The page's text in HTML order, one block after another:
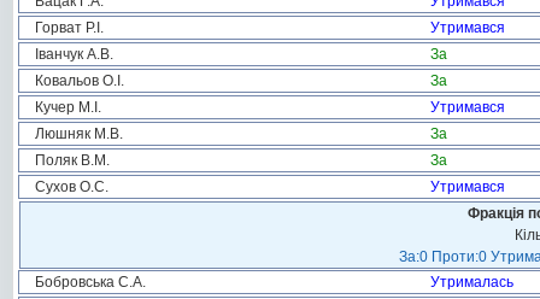
Горват Р.І.
Утримався
Іванчук А.В.
За
Ковальов О.І.
За
Кучер М.І.
Утримався
Люшняк М.В.
За
Поляк В.М.
За
Сухов О.С.
Утримався
Фракція
За:0 Проти:0
Бобровська С.А.
Утрималась